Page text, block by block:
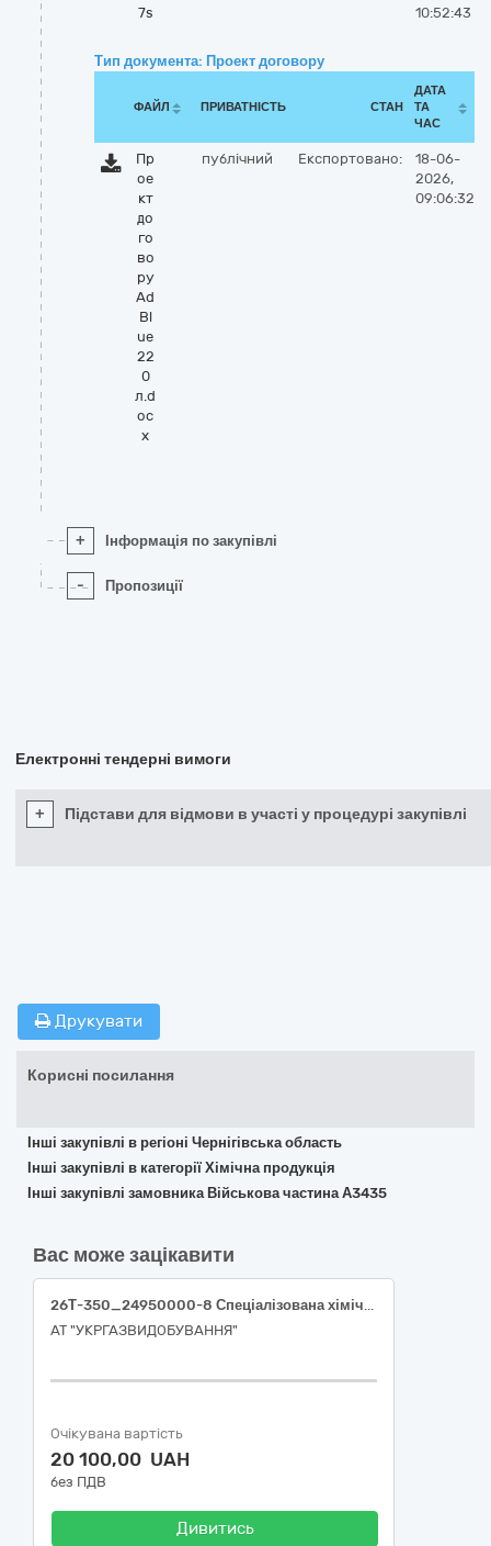
7s
10:52:43
Тип документа: Проект договору
ФАЙЛ ПРИВАТНІСТЬ СТАН
ДАТА
ТА
ЧАС
Пр
ое
кт
до
го
во
ру
Ad
Bl
ue
22
0
л.d
oc
x
публічний Експортовано:
18-06-
2026,
09:06:32
+ Інформація по закупівлі
- Пропозиції
Електронні тендерні вимоги
+ Підстави для відмови в участі у процедурі закупівлі
Друкувати
Корисні посилання
Інші закупівлі в регіоні Чернігівська область
Інші закупівлі в категорії Хімічна продукція
Інші закупівлі замовника Військова частина А3435
Вас може зацікавити
26Т-350_24950000-8 Спеціалізована хімічна продукція (Паста водочутлива, паста бензочутлива)
АТ "УКРГАЗВИДОБУВАННЯ"
Очікувана вартість
20 100,00 UAH
без ПДВ
Дивитись